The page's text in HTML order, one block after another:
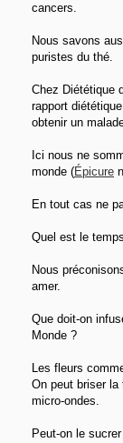
cancers.
Nous savons
puristes du thé.
Chez Diététique
rapport
obtenir un
Ici nous ne
monde (Épicure
En tout cas ne
Quel est le
Nous
amer.
Que doit-on
Monde ?
Les fleurs
On peut briser
micro-ondes.
Peut-on le